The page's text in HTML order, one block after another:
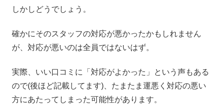
しかしどうでしょう。
確かにそのスタッフの対応が悪かったかもしれません
が、対応が悪いのは全員ではないはず。
実際、いい口コミに「対応がよかった」という声もある
ので(後ほど記載してます)、たまたま運悪く対応の悪い
方にあたってしまった可能性があります。